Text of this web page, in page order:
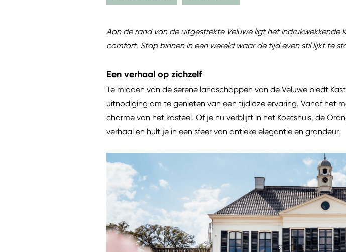
Aan de rand van de uitgestrekte Veluwe ligt het indrukwekkende
comfort. Stap binnen in een wereld waar de tijd even stil lijkt te
Een verhaal op zichzelf
Te midden van de serene landschappen van de Veluwe biedt
uitnodiging om te genieten van een tijdloze ervaring. Vanaf het
charme van het kasteel. Of je nu verblijft in het Koetshuis, de
verhaal en hult je in een sfeer van antieke elegantie en grandeur.